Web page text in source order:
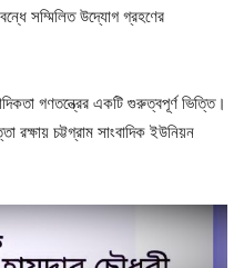
সম্মিলিত উদ্যোগ গ্রহণের
গণতন্ত্রের একটি গুরুত্বপূর্ণ ভিত্তি।
রক্ষায় চট্টগ্রাম সাংবাদিক ইউনিয়ন